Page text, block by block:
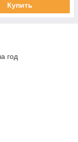
Купить
год